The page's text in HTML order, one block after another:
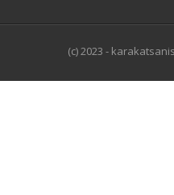
(c) 2023 -